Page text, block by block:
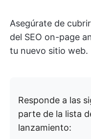
Asegúrate de
del SEO on-page
tu nuevo sitio web.
Responde a las
parte de la lista
lanzamiento: